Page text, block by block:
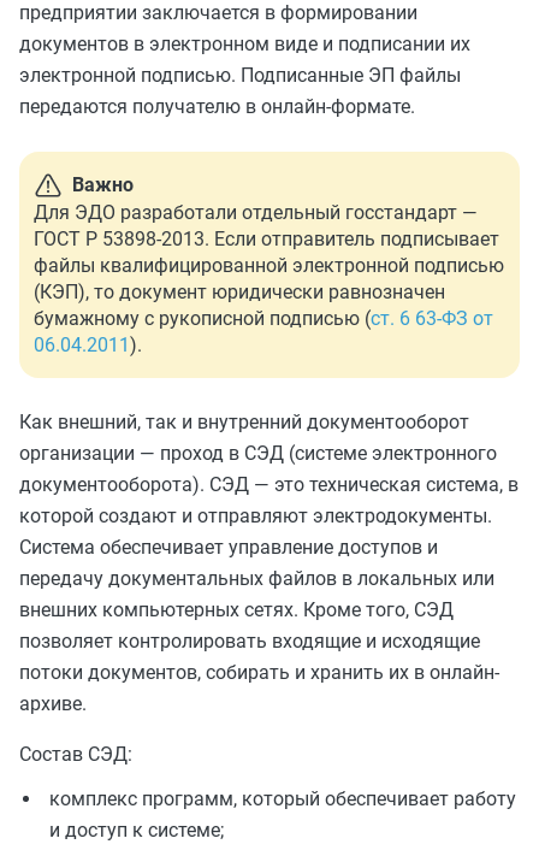
предприятии заключается в формировании
документов в электронном виде и подписании их
электронной подписью. Подписанные ЭП файлы
передаются получателю в онлайн-формате.
Важно
Для ЭДО разработали отдельный госстандарт —
ГОСТ Р 53898-2013. Если отправитель подписывает
файлы квалифицированной электронной подписью
(КЭП), то документ юридически равнозначен
бумажному с рукописной подписью (ст. 6 63-ФЗ от
06.04.2011).
Как внешний, так и внутренний документооборот
организации — проход в СЭД (системе электронного
документооборота). СЭД — это техническая система, в
которой создают и отправляют электродокументы.
Система обеспечивает управление доступов и
передачу документальных файлов в локальных или
внешних компьютерных сетях. Кроме того, СЭД
позволяет контролировать входящие и исходящие
потоки документов, собирать и хранить их в онлайн-
архиве.
Состав СЭД:
комплекс программ, который обеспечивает работу
и доступ к системе;